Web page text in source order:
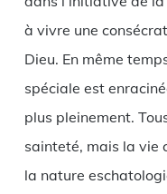
à vivre une
Dieu. En même
spéciale est
plus pleinement.
sainteté, mais la vie
la nature